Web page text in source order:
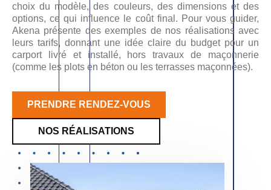
choix du modèle, des couleurs, des dimensions et des
options, ce qui influence le coût final. Pour vous guider,
Akena présente des exemples de nos réalisations avec
leurs tarifs, donnant une idée claire du budget pour un
carport livré et installé, hors travaux de maçonnerie
(comme les plots en béton ou les terrasses maçonnées).
PRENDRE RENDEZ-VOUS
NOS RÉALISATIONS